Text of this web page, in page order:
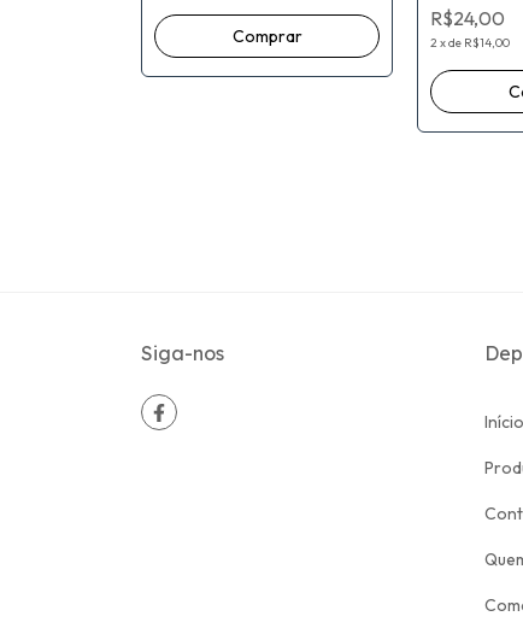
R$24,00
2 xde R$14,00
Siga-nos
Início